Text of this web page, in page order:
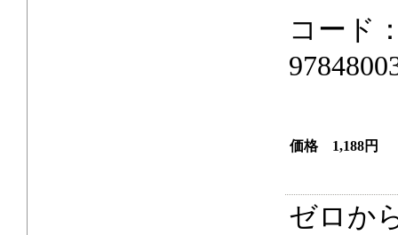
コー
価格 1,188円
ゼロか